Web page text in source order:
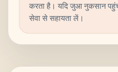
करता है। यदि जुआ नुकसान
सेवा से सहायता लें।